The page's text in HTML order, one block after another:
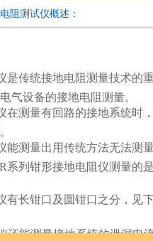
阻测试仪概述：
是传统接地电阻测量技术的
气设备的接地电阻测量。
在测量有回路的接地系统时
能测量出用传统方法无法测
系列钳形接地电阻仪测量的
有长钳口及圆钳口之分，见
还能测量接地系统的泄漏电